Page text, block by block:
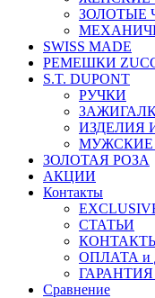
ЗОЛОТЫЕ
SWISS MADE
РЕМЕШКИ
S.T. DUPONT
РУЧКИ
ИЗДЕЛИЯ
МУЖСКИЕ
ЗОЛОТАЯ РОЗА
АКЦИИ
Контакты
СТАТЬИ
ОПЛАТА и
Сравнение